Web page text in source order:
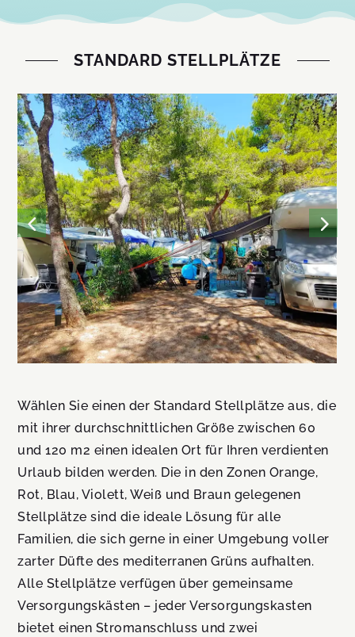
bieten für jeden etwas – vom Kajakfahren
Kultur der Insel Cres durch Arbeit mit Wolle.
STANDARD STELLPLÄTZE
Wählen Sie einen der Standard Stellplätze aus, die
mit ihrer durchschnittlichen Größe zwischen 60
und 120 m2 einen idealen Ort für Ihren verdienten
Urlaub bilden werden. Die in den Zonen Orange,
Rot, Blau, Violett, Weiß und Braun gelegenen
Stellplätze sind die ideale Lösung für alle
Familien, die sich gerne in einer Umgebung voller
zarter Düfte des mediterranen Grüns aufhalten.
Alle Stellplätze verfügen über gemeinsame
Versorgungskästen – jeder Versorgungskasten
bietet einen Stromanschluss und zwei